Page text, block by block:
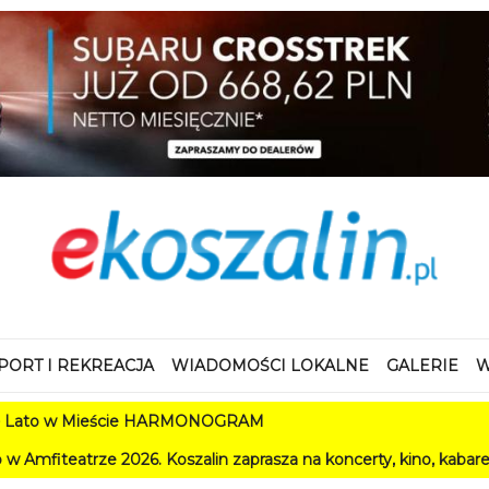
I REKREACJA WIADOMOŚCI LOKALNE GALERIE
HARMONOGRAM
2026. Koszalin zaprasza na koncerty, kino, kabarety i